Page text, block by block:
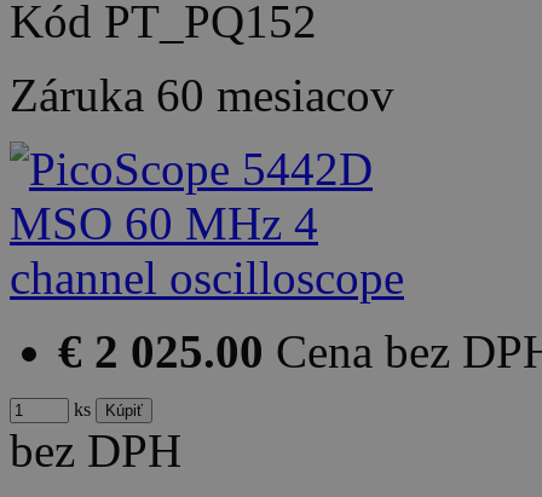
Kód PT_PQ152
Záruka 60 mesiacov
€ 2 025.00 Cena bez
ks
bez DPH